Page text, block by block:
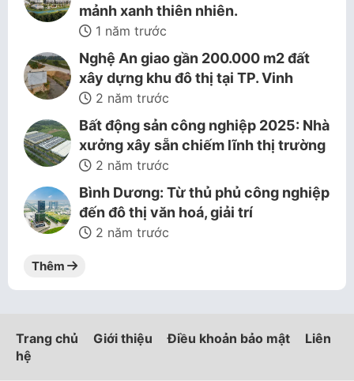
mảnh xanh thiên nhiên.
1 năm trước
Nghệ An giao gần 200.000 m2 đất
xây dựng khu đô thị tại TP. Vinh
2 năm trước
Bất động sản công nghiệp 2025: Nhà
xưởng xây sẵn chiếm lĩnh thị trường
2 năm trước
Bình Dương: Từ thủ phủ công nghiệp
đến đô thị văn hoá, giải trí
2 năm trước
Thêm
Trang chủ Giới thiệu Điều khoản bảo mật
Liên
hệ